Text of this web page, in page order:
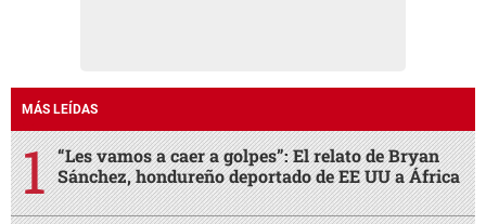
MÁS LEÍDAS
“Les vamos a caer a golpes”: El relato de Bryan
Sánchez, hondureño deportado de EE UU a África